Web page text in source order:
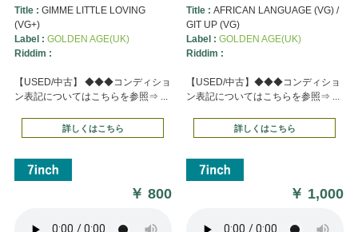
Title : GIMME LITTLE LOVING
(VG+)
Label : GOLDEN AGE(UK)
Riddim :
【USED/中古】 ◆◆◆コンディショ
ン表記についてはこちらを参照⇒ ...
詳しくはこちら
￥800
Title : AFRICAN LANGUAGE (VG) /
GIT UP (VG)
Label : GOLDEN AGE(UK)
Riddim :
【USED/中古】◆◆◆コンディショ
ン表記についてはこちらを参照⇒ ...
詳しくはこちら
￥ 1,000